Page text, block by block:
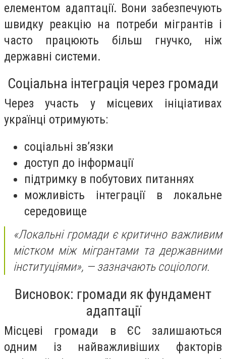
елементом адаптації. Вони забезпечують
швидку реакцію на потреби мігрантів і
часто працюють більш гнучко, ніж
державні системи.
Соціальна інтеграція через громади
Через участь у місцевих ініціативах
українці отримують:
соціальні зв’язки
доступ до інформації
підтримку в побутових питаннях
можливість інтеграції в локальне
середовище
«Локальні громади є критично важливим
містком між мігрантами та державними
інституціями», — зазначають соціологи.
Висновок: громади як фундамент
адаптації
Місцеві громади в ЄС залишаються
одним із найважливіших факторів